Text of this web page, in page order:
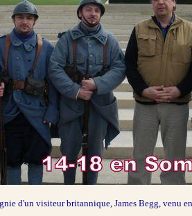
d'un visiteur britannique, James Begg, venu